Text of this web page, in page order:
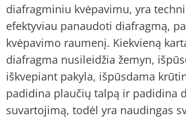
diafragminiu kvėpavimu, yra
efektyviau panaudoti diafragmą,
kvėpavimo raumenį. Kiekvieną
diafragma nusileidžia žemyn,
iškvepiant pakyla, išpūsdama
padidina plaučių talpą ir padidina
suvartojimą, todėl yra naudingas